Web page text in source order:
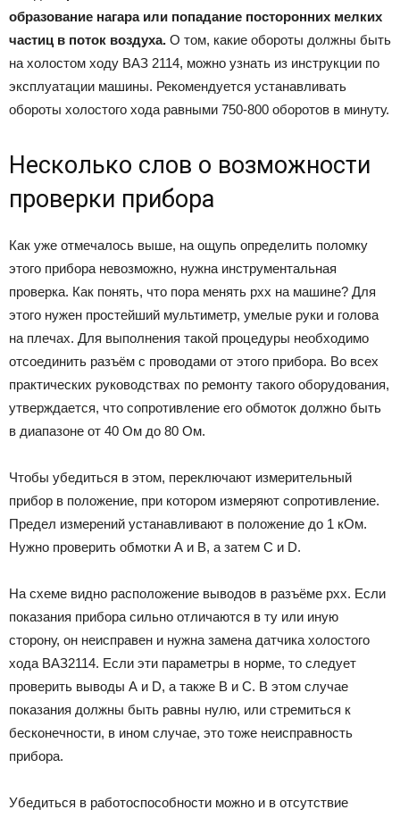
образование нагара или попадание посторонних мелких
частиц в поток воздуха. О том, какие обороты должны быть
на холостом ходу ВАЗ 2114, можно узнать из инструкции по
эксплуатации машины. Рекомендуется устанавливать
обороты холостого хода равными 750-800 оборотов в минуту.
Несколько слов о возможности
проверки прибора
Как уже отмечалось выше, на ощупь определить поломку
этого прибора невозможно, нужна инструментальная
проверка. Как понять, что пора менять рхх на машине? Для
этого нужен простейший мультиметр, умелые руки и голова
на плечах. Для выполнения такой процедуры необходимо
отсоединить разъём с проводами от этого прибора. Во всех
практических руководствах по ремонту такого оборудования,
утверждается, что сопротивление его обмоток должно быть
в диапазоне от 40 Ом до 80 Ом.
Чтобы убедиться в этом, переключают измерительный
прибор в положение, при котором измеряют сопротивление.
Предел измерений устанавливают в положение до 1 кОм.
Нужно проверить обмотки А и В, а затем С и D.
На схеме видно расположение выводов в разъёме рхх. Если
показания прибора сильно отличаются в ту или иную
сторону, он неисправен и нужна замена датчика холостого
хода ВАЗ2114. Если эти параметры в норме, то следует
проверить выводы А и D, а также В и С. В этом случае
показания должны быть равны нулю, или стремиться к
бесконечности, в ином случае, это тоже неисправность
прибора.
Убедиться в работоспособности можно и в отсутствие